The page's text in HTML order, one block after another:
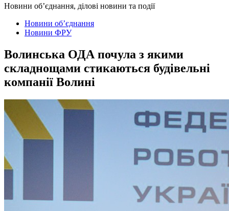
Новини об’єднання, ділові новини та події
Новини об’єднання
Новини ФРУ
Волинська ОДА почула з якими
складнощами стикаються будівельні
компанії Волині